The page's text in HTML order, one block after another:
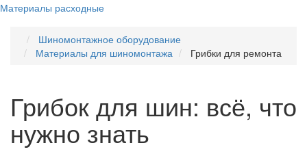
Материалы расходные
Шиномонтажное оборудование
Материалы для шиномонтажа
Грибки для ремонта
Грибок для шин: всё, что
нужно знать